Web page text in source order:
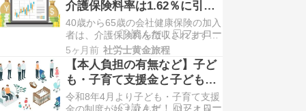
の鈴木翔太郎と申します。 健康保険
料は、保険料率に基づいて計算され
ます。 料率は年度ごとに見直されま
す。 協会け…
介護保険料率は1.62％に引き
上げ
40歳から65歳の会社健康保険の加入
者は、介護保険料を徴収されます。
介護保険料率は年度ごとに見直され
ますが、令和8年度はいくらでしょ
うか ブログへお越しいただきありが
とうございます。 社会保険労務士の
鈴木翔太郎と申します。 給与から控
除される介護保険料の料率は、毎年
5ヶ月前 社労士黄金旅程
【本人負担の有無など】子ど
も・子育て支援金と子ども・
子育て拠出金の違い
令和8年4月より子ども・子育て支援
金の制度が始まります。 似たような